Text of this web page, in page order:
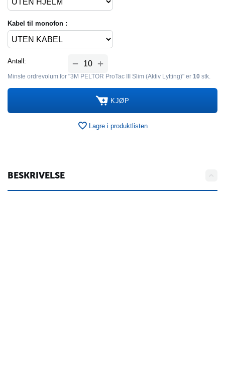
Kabel til monofon :
Antall: +
−
Minste ordrevolum for "3M PELTOR ProTac III Slim (Aktiv Lytting)" er 10 stk.
KJØP
Lagre i produktlisten
BESKRIVELSE